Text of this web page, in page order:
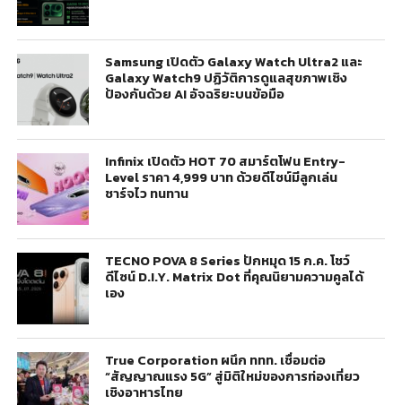
Samsung เปิดตัว Galaxy Watch Ultra2 และ
Galaxy Watch9 ปฏิวัติการดูแลสุขภาพเชิง
ป้องกันด้วย AI อัจฉริยะบนข้อมือ
Infinix เปิดตัว HOT 70 สมาร์ตโฟน Entry-
Level ราคา 4,999 บาท ด้วยดีไซน์มีลูกเล่น
ชาร์จไว ทนทาน
TECNO POVA 8 Series ปักหมุด 15 ก.ค. โชว์
ดีไซน์ D.I.Y. Matrix Dot ที่คุณนิยามความคูลได้
เอง
True Corporation ผนึก ททท. เชื่อมต่อ
“สัญญาณแรง 5G” สู่มิติใหม่ของการท่องเที่ยว
เชิงอาหารไทย